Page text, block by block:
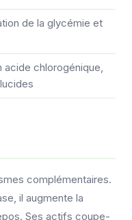
de la glycémie et
acide chlorogénique,
complémentaires.
il augmente la
Ses actifs coupe-